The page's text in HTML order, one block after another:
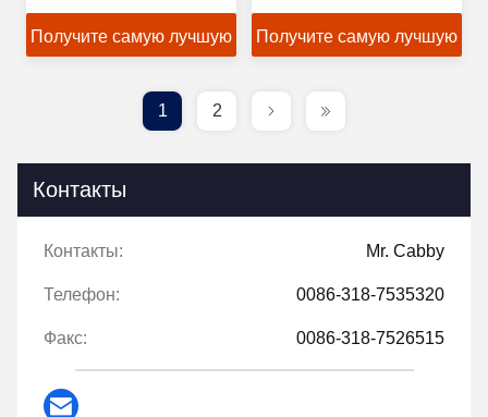
экран, макс. 6 м,
щелевое отверстие
Получите самую лучшую
Клин проволока фильтр
экрана подкормка
Получите самую лучшую
1
2
Контакты
Контакты: Mr. Cabby
Телефон: 0086-318-7535320
Факс: 0086-318-7526515